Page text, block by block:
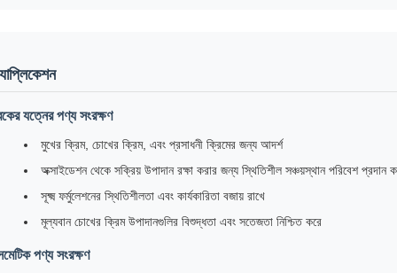
যত্নের পণ্য সংরক্ষণ
মুখের ক্রিম, চোখের ক্রিম, এবং প্রসাধনী ক্রিমের জন্য আদর্শ
অক্সাইডেশন থেকে সক্রিয় উপাদান রক্ষা করার জন্য স্থিতিশীল সঞ্চয়স্থান পরিবেশ প্রদান
সূক্ষ্ম ফর্মুলেশনের স্থিতিশীলতা এবং কার্যকারিতা বজায় রাখে
মূল্যবান চোখের ক্রিম উপাদানগুলির বিশুদ্ধতা এবং সতেজতা নিশ্চিত করে
পণ্য সংরক্ষণ